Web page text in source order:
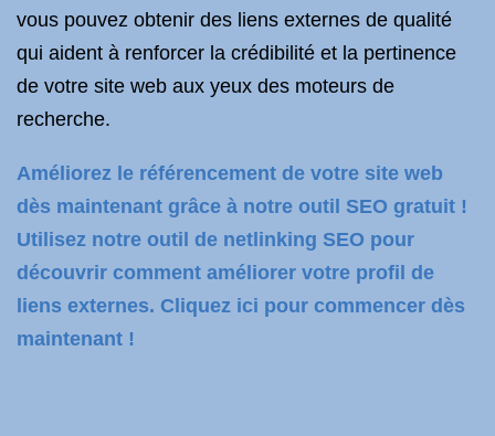
vous pouvez obtenir des liens externes de qualité
qui aident à renforcer la crédibilité et la pertinence
de votre site web aux yeux des moteurs de
recherche.
Améliorez le référencement de votre site web
dès maintenant grâce à notre outil SEO gratuit !
Utilisez notre outil de netlinking SEO pour
découvrir comment améliorer votre profil de
liens externes. Cliquez ici pour commencer dès
maintenant !